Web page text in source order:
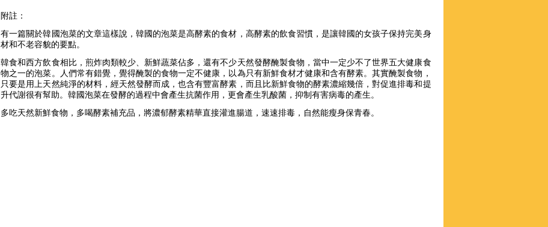
附註：
有一篇關於韓國泡菜的文章這樣說，韓國的泡菜是高酵素的食材，高酵素的飲食習慣，是讓韓國的女孩子保持完美身
材和不老容貌的要點。
韓食和西方飲食相比，煎炸肉類較少、新鮮蔬菜佔多，還有不少天然發酵醃製食物，當中一定少不了世界五大健康食
物之一的泡菜。人們常有錯覺，覺得醃製的食物一定不健康，以為只有新鮮食材才健康和含有酵素。其實醃製食物，
只要是用上天然純淨的材料，經天然發酵而成，也含有豐富酵素，而且比新鮮食物的酵素濃縮幾倍，對促進排毒和提
升代謝很有幫助。韓國泡菜在發酵的過程中會產生抗菌作用，更會產生乳酸菌，抑制有害病毒的產生。
多吃天然新鮮食物，多喝酵素補充品，將濃郁酵素精華直接灌進腸道，速速排毒，自然能瘦身保青春。